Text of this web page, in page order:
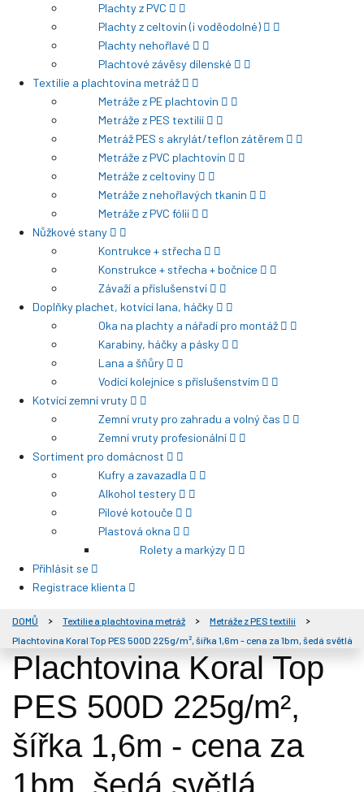
Plachty z PVC
Plachty z celtovin (i voděodolné)
Plachty nehořlavé
Plachtové závěsy dílenské
Textilie a plachtovina metráž
Metráže z PE plachtovin
Metráže z PES textilií
Metráž PES s akrylát/teflon zátěrem
Metráže z PVC plachtovin
Metráže z celtoviny
Metráže z nehořlavých tkanin
Metráže z PVC fólií
Nůžkové stany
Kontrukce + střecha
Konstrukce + střecha + bočnice
Závaží a příslušenství
Doplňky plachet, kotvící lana, háčky
Oka na plachty a nářadí pro montáž
Karabiny, háčky a pásky
Lana a šňůry
Vodící kolejnice s příslušenstvím
Kotvící zemní vruty
Zemní vruty pro zahradu a volný čas
Zemní vruty profesionální
Sortiment pro domácnost
Kufry a zavazadla
Alkohol testery
Pilové kotouče
Plastová okna
Rolety a markýzy
Přihlásit se
Registrace klienta
DOMŮ Textilie a plachtovina metráž
Metráže z PES textilií
Plachtovina Koral Top PES 500D 225g/m², šířka 1,6m - cena za 1bm, šedá světlá
Plachtovina Koral Top
PES 500D 225g/m²,
šířka 1,6m - cena za
1bm, šedá světlá